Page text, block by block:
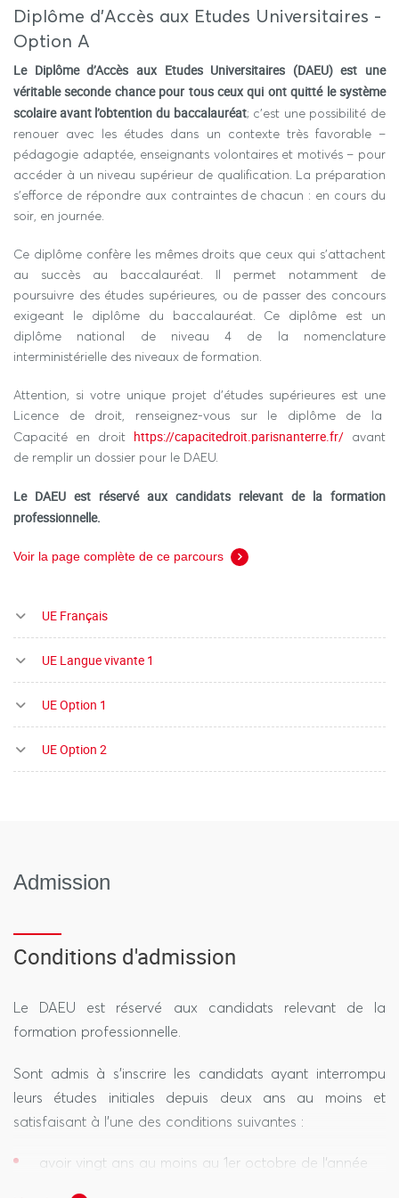
circonstanciée avec une justification argumenté
Diplôme d'Accès aux Etudes Universitaires -
Option A
Le Diplôme d’Accès aux Etudes Universitaires (DAEU) est une
véritable seconde chance pour tous ceux qui ont quitté le système
scolaire avant l’obtention du baccalauréat; c’est une possibilité de
renouer avec les études dans un contexte très favorable –
pédagogie adaptée, enseignants volontaires et motivés – pour
accéder à un niveau supérieur de qualification. La préparation
s’efforce de répondre aux contraintes de chacun : en cours du
soir, en journée.
Ce diplôme confère les mêmes droits que ceux qui s’attachent
au succès au baccalauréat. Il permet notamment de
poursuivre des études supérieures, ou de passer des concours
exigeant le diplôme du baccalauréat. Ce diplôme est un
diplôme national de niveau 4 de la nomenclature
interministérielle des niveaux de formation.
Attention, si votre unique projet d'études supérieures est une
Licence de droit, renseignez-vous sur le diplôme de la
Capacité en droit https://capacitedroit.parisnanterre.fr/ avant
de remplir un dossier pour le DAEU.
Le DAEU est réservé aux candidats relevant de la formation
professionnelle.
Voir la page complète de ce parcours
UE Français
UE Langue vivante 1
UE Option 1
UE Option 2
Admission
Conditions d'admission
Le DAEU est réservé aux candidats relevant de la
formation professionnelle.
Sont admis à s’inscrire les candidats ayant interrompu
leurs études initiales depuis deux ans au moins et
satisfaisant à l’une des conditions suivantes :
avoir vingt ans au moins au 1er octobre de l‘année